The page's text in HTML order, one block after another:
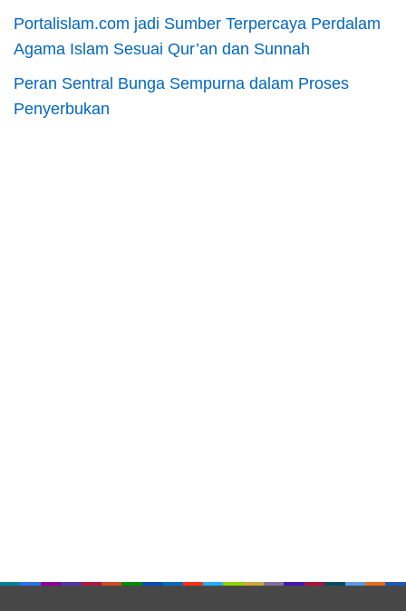
Portalislam.com jadi Sumber Terpercaya Perdalam
Agama Islam Sesuai Qur’an dan Sunnah
Peran Sentral Bunga Sempurna dalam Proses
Penyerbukan